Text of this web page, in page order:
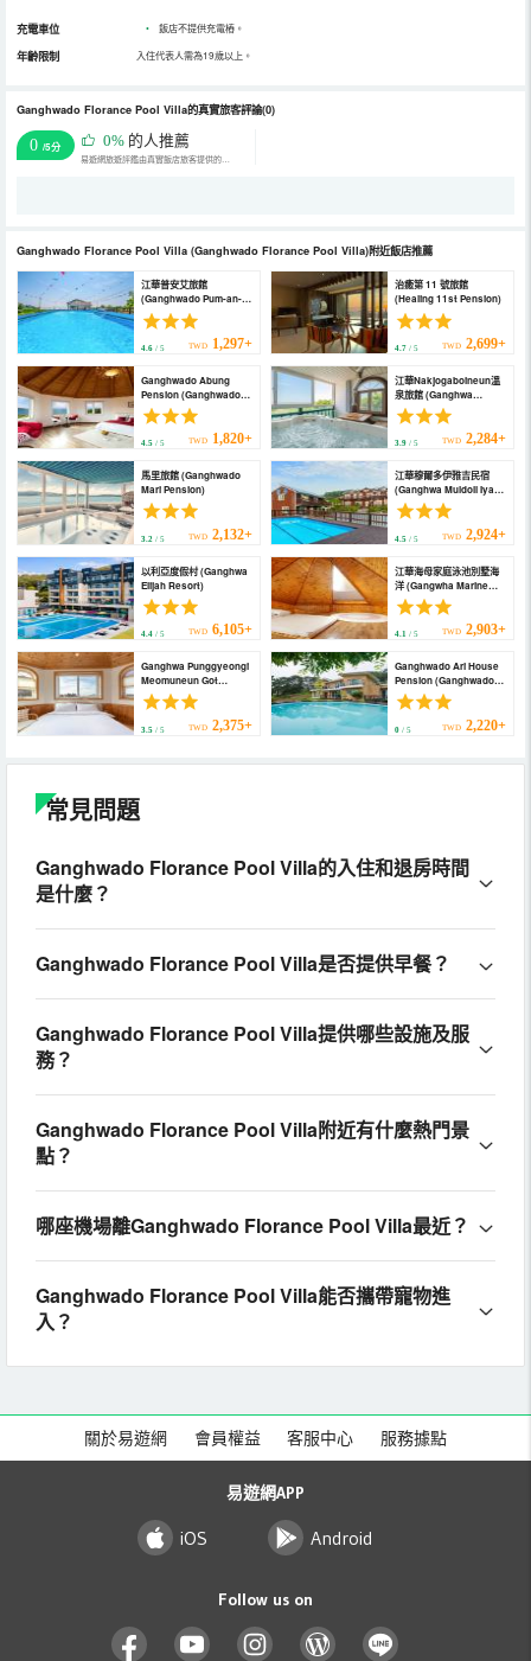
充電車位 • 飯店不提供充電樁。
年齡限制 入住代表人需為19歲以上。
Ganghwado Florance Pool Villa的真實旅客評論(0)
0 /5分 0% 的人推薦
易遊網旅遊評鑑由真實飯店旅客提供的評鑑。
Ganghwado Florance Pool Villa (Ganghwado Florance Pool Villa)附近飯店推薦
江華普安艾旅館
(Ganghwado Pum-an-
ae Spa Independent
Pension)
4.6 / 5 TWD 1,297+
治癒第 11 號旅館
(Healing 11st Pension)
4.7/ 5 TWD 2,699+
Ganghwado Abung
Pension (Ganghwado
Abung Pension)
4.5 / 5 TWD 1,820+
江華Nakjogaboineun溫
泉旅館 (Ganghwa
Nakjogaboineun Spa
Pension)
3.9/ 5 TWD 2,284+
馬里旅館 (Ganghwado
Mari Pension)
3.2 / 5 TWD 2,132+
江華穆爾多伊雅吉民宿
(Ganghwa Muldoll Iyagi
Pension)
4.5/ 5 TWD 2,924+
以利亞度假村 (Ganghwa
Elijah Resort)
4.4 / 5 TWD 6,105+
江華海母家庭泳池別墅海
洋 (Gangwha Marine
Kids Family Pool Villa
Pension)
4.1/ 5 TWD 2,903+
Ganghwa Punggyeongi
Meomuneun Got
(Ganghwa Punggyeongi
Meomuneun Got)
3.5 / 5 TWD 2,375+
Ganghwado Ari House
Pension (Ganghwado
Ari House Pension)
0/ 5 TWD 2,220+
常見問題
Ganghwado Florance Pool Villa的入住和退房時間
是什麼？
Ganghwado Florance Pool Villa是否提供早餐？
Ganghwado Florance Pool Villa提供哪些設施及服
務？
Ganghwado Florance Pool Villa附近有什麼熱門景
點？
哪座機場離Ganghwado Florance Pool Villa最近？
Ganghwado Florance Pool Villa能否攜帶寵物進
入？
關於易遊網 會員權益 客服中心 服務據點
易遊網APP
iOS Android
Follow us on